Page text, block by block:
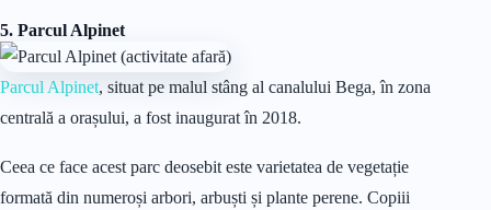
5. Parcul Alpinet
Parcul Alpinet, situat pe malul stâng al canalului Bega, în zona
centrală a orașului, a fost inaugurat în 2018.
Ceea ce face acest parc deosebit este varietatea de vegetație
formată din numeroși arbori, arbuști și plante perene. Copiii